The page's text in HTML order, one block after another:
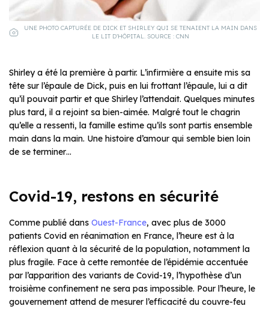
UNE PHOTO CAPTURÉE DE DICK ET SHIRLEY QUI SE TENAIENT LA MAIN DANS
LE LIT D’HÔPITAL. SOURCE : CNN
Shirley a été la première à partir. L’infirmière a ensuite mis sa
tête sur l’épaule de Dick, puis en lui frottant l’épaule, lui a dit
qu’il pouvait partir et que Shirley l’attendait. Quelques minutes
plus tard, il a rejoint sa bien-aimée. Malgré tout le chagrin
qu’elle a ressenti, la famille estime qu’ils sont partis ensemble
main dans la main. Une histoire d’amour qui semble bien loin
de se terminer…
Covid-19, restons en sécurité
Comme publié dans Ouest-France, avec plus de 3000
patients Covid en réanimation en France, l’heure est à la
réflexion quant à la sécurité de la population, notamment la
plus fragile. Face à cette remontée de l’épidémie accentuée
par l’apparition des variants de Covid-19, l’hypothèse d’un
troisième confinement ne sera pas impossible. Pour l’heure, le
gouvernement attend de mesurer l’efficacité du couvre-feu